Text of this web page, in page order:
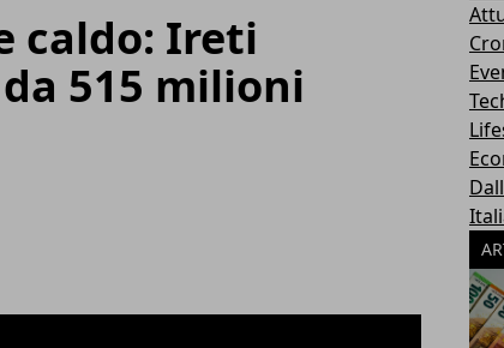
caldo: Ireti
515 milioni